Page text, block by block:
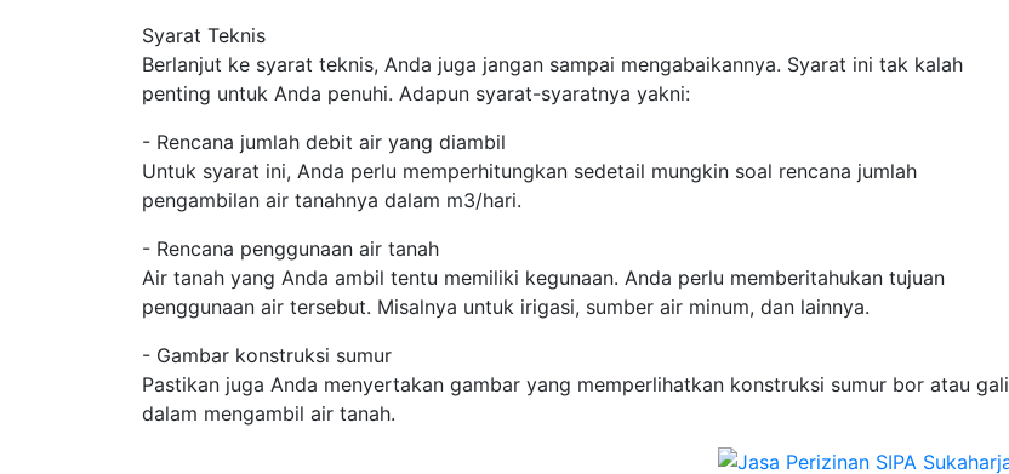
Syarat Teknis
Berlanjut ke syarat teknis, Anda juga jangan sampai mengabaikannya. Syarat ini tak kalah
penting untuk Anda penuhi. Adapun syarat-syaratnya yakni:
- Rencana jumlah debit air yang diambil
Untuk syarat ini, Anda perlu memperhitungkan sedetail mungkin soal rencana jumlah
pengambilan air tanahnya dalam m3/hari.
- Rencana penggunaan air tanah
Air tanah yang Anda ambil tentu memiliki kegunaan. Anda perlu memberitahukan tujuan
penggunaan air tersebut. Misalnya untuk irigasi, sumber air minum, dan lainnya.
- Gambar konstruksi sumur
Pastikan juga Anda menyertakan gambar yang memperlihatkan konstruksi sumur bor atau gali
dalam mengambil air tanah.